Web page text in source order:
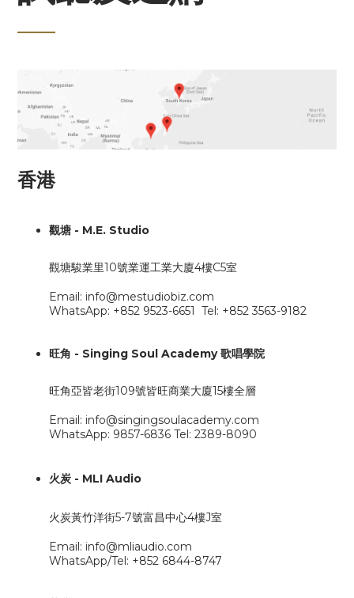
香港
觀塘 - M.E. Studio
觀塘駿業里10號業運工業大廈4樓C5室
Email: info@mestudiobiz.com
WhatsApp: +852 9523-6651 Tel: +852 3563-9182
旺角 - Singing Soul Academy 歌唱學院
旺角亞皆老街109號皆旺商業大廈15樓全層
Email: info@singingsoulacademy.com
WhatsApp: 9857-6836 Tel: 2389-8090
火炭 - MLI Audio
火炭黃竹洋街5-7號富昌中心4樓J室
Email: info@mliaudio.com
WhatsApp/Tel: +852 6844-8747